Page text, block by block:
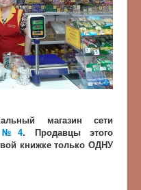
магазин сети
№4. Продавцы этого
книжке только ОДНУ